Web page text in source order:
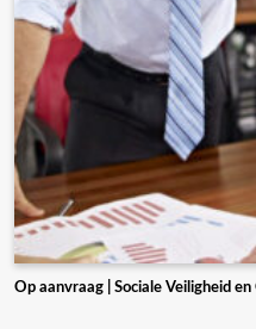
Op aanvraag | Sociale Veiligheid